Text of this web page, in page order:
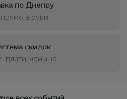
по Днепру
в руки
скидок
плати меньше